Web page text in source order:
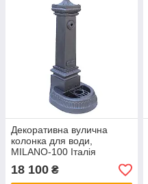
Декоративна вулична
колонка для води,
MILANO-100 Італія
18 100 ₴